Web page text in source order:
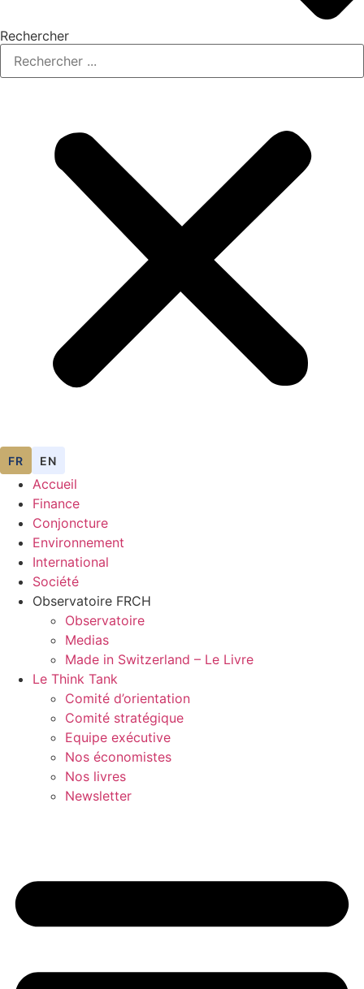
Rechercher
FR EN
Accueil
Finance
Conjoncture
Environnement
International
Société
Observatoire FRCH
Observatoire
Medias
Made in Switzerland – Le Livre
Le Think Tank
Comité d’orientation
Comité stratégique
Equipe exécutive
Nos économistes
Nos livres
Newsletter